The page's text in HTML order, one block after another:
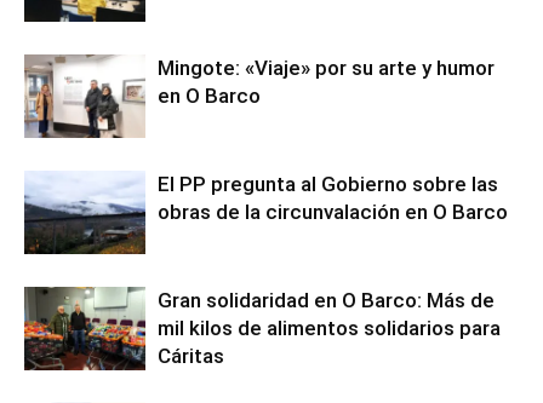
Mingote: «Viaje» por su arte y humor
en O Barco
El PP pregunta al Gobierno sobre las
obras de la circunvalación en O Barco
Gran solidaridad en O Barco: Más de
mil kilos de alimentos solidarios para
Cáritas